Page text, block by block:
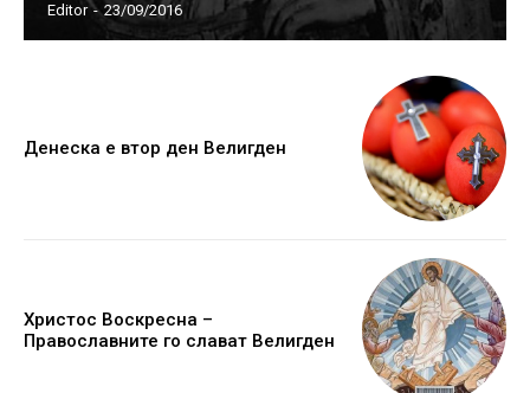
Editor - 23/09/2016
Денеска е втор ден Велигден
Христос Воскресна –
Православните го слават Велигден